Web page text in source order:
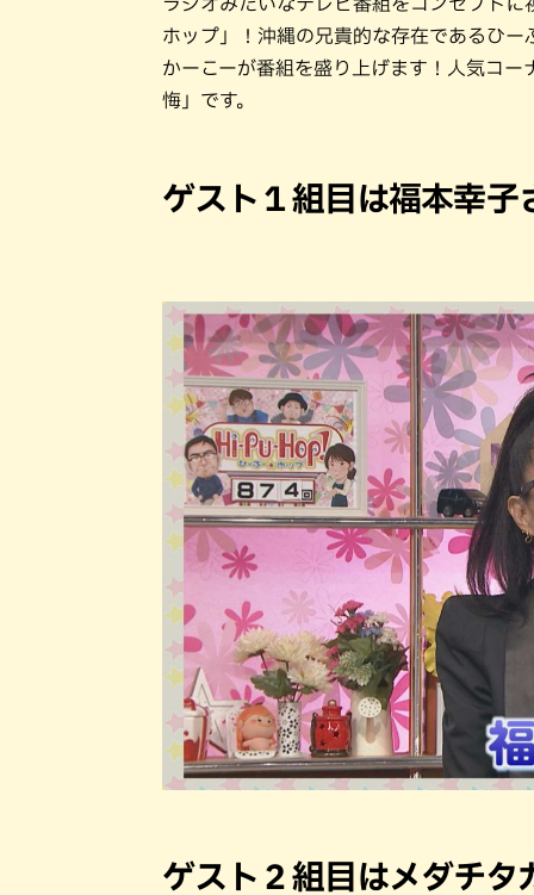
ホップ」！沖縄の兄貴的な存在であるひ
かーこーが番組を盛り上げます！人気コ
悔」です。
ゲスト１組目は福本幸子
ゲスト２組目はメダチタ